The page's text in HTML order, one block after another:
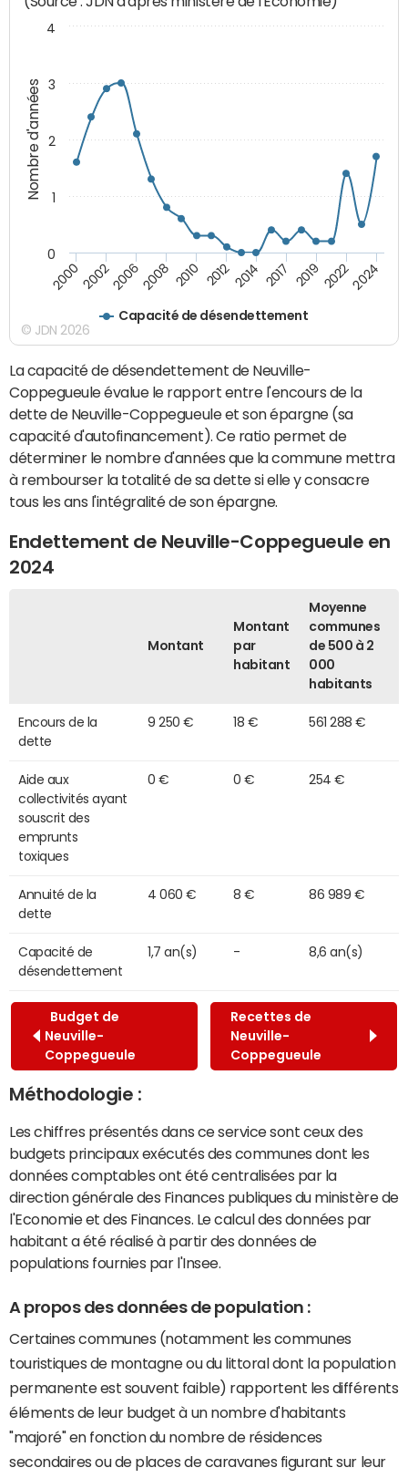
Nombre d'années
Capacité de désendettement
2000200220062008 2010 2012 2014 2017 201920222024
0
1
2
3
4
© JDN 2026
La capacité de désendettement de Neuville-
Coppegueule évalue le rapport entre l'encours de la
dette de Neuville-Coppegueule et son épargne (sa
capacité d'autofinancement). Ce ratio permet de
déterminer le nombre d'années que la commune mettra
à rembourser la totalité de sa dette si elle y consacre
tous les ans l'intégralité de son épargne.
Endettement de Neuville-Coppegueule en
2024
Montant
Montant
par
habitant
Moyenne
communes
de 500 à 2
000
habitants
Encours de la
dette
9 250 € 18 € 561 288 €
Aide aux
collectivités ayant
souscrit des
emprunts
toxiques
0 € 0 € 254 €
Annuité de la
dette
4 060 € 8 € 86 989 €
Capacité de
désendettement
1,7 an(s) - 8,6 an(s)
Budget de
Neuville-
Coppegueule
Recettes de
Neuville-
Coppegueule
Méthodologie :
Les chiffres présentés dans ce service sont ceux des
budgets principaux exécutés des communes dont les
données comptables ont été centralisées par la
direction générale des Finances publiques du ministère de
l'Economie et des Finances. Le calcul des données par
habitant a été réalisé à partir des données de
populations fournies par l'Insee.
A propos des données de population :
Certaines communes (notamment les communes
touristiques de montagne ou du littoral dont la population
permanente est souvent faible) rapportent les différents
éléments de leur budget à un nombre d'habitants
"majoré" en fonction du nombre de résidences
secondaires ou de places de caravanes figurant sur leur